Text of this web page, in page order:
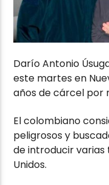
Darío Antonio
este martes en
años de cárcel por
El colombiano
peligrosos y
de introducir varias
Unidos.